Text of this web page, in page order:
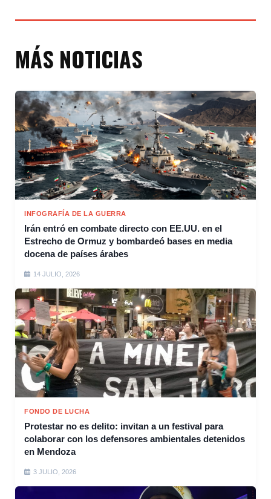
MÁS NOTICIAS
INFOGRAFÍA DE LA GUERRA
Irán entró en combate directo con EE.UU. en el
Estrecho de Ormuz y bombardeó bases en media
docena de países árabes
14 JULIO, 2026
FONDO DE LUCHA
Protestar no es delito: invitan a un festival para
colaborar con los defensores ambientales detenidos
en Mendoza
3 JULIO, 2026